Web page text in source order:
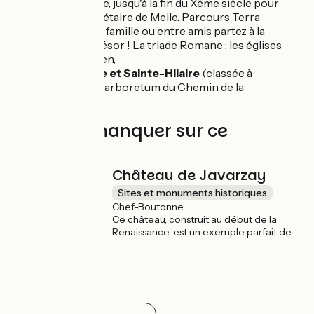
Charlemagne, jusqu'à la fin du Xème siècle pour
l'atelier monétaire de Melle. Parcours Terra
Aventura, en famille ou entre amis partez à la
chasse au trésor ! La triade Romane : les églises
Saint-Savinien,
Saint-Pierre et Sainte-Hilaire (classée à
l'UNESCO), l'arboretum du Chemin de la
À ne pas manquer sur ce
Château de Javarzay
Sites et monuments historiques
Chef-Boutonne
Ce château, construit au début de la
Renaissance, est un exemple parfait de
pour la promenade, offrent un cadre